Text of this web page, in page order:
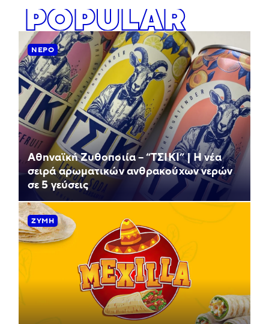
POPULAR
ΝΕΡΌ
Αθηναϊκή Ζυθοποιία – “ΤΣΙΚΙ” | Η νέα
σειρά αρωματικών ανθρακούχων νερών
σε 5 γεύσεις
ΖΎΜΗ